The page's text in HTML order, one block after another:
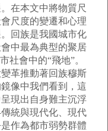
在本文中將物質尺
尺度的變遷和心理
回族是我國城市化
中最為典型的聚居
會中的“飛地”。
革推動著回族穆斯
像中我們看到，這
現出自身難主沉浮
統與現代化、現代
作為都市弱勢群體